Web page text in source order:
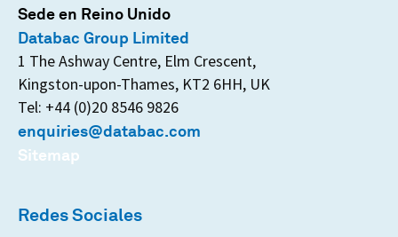
Sede en Reino Unido
Databac Group Limited
1 The Ashway Centre, Elm Crescent,
Kingston-upon-Thames, KT2 6HH, UK
Tel: +44 (0)20 8546 9826
enquiries@databac.com
Sitemap
Redes Sociales